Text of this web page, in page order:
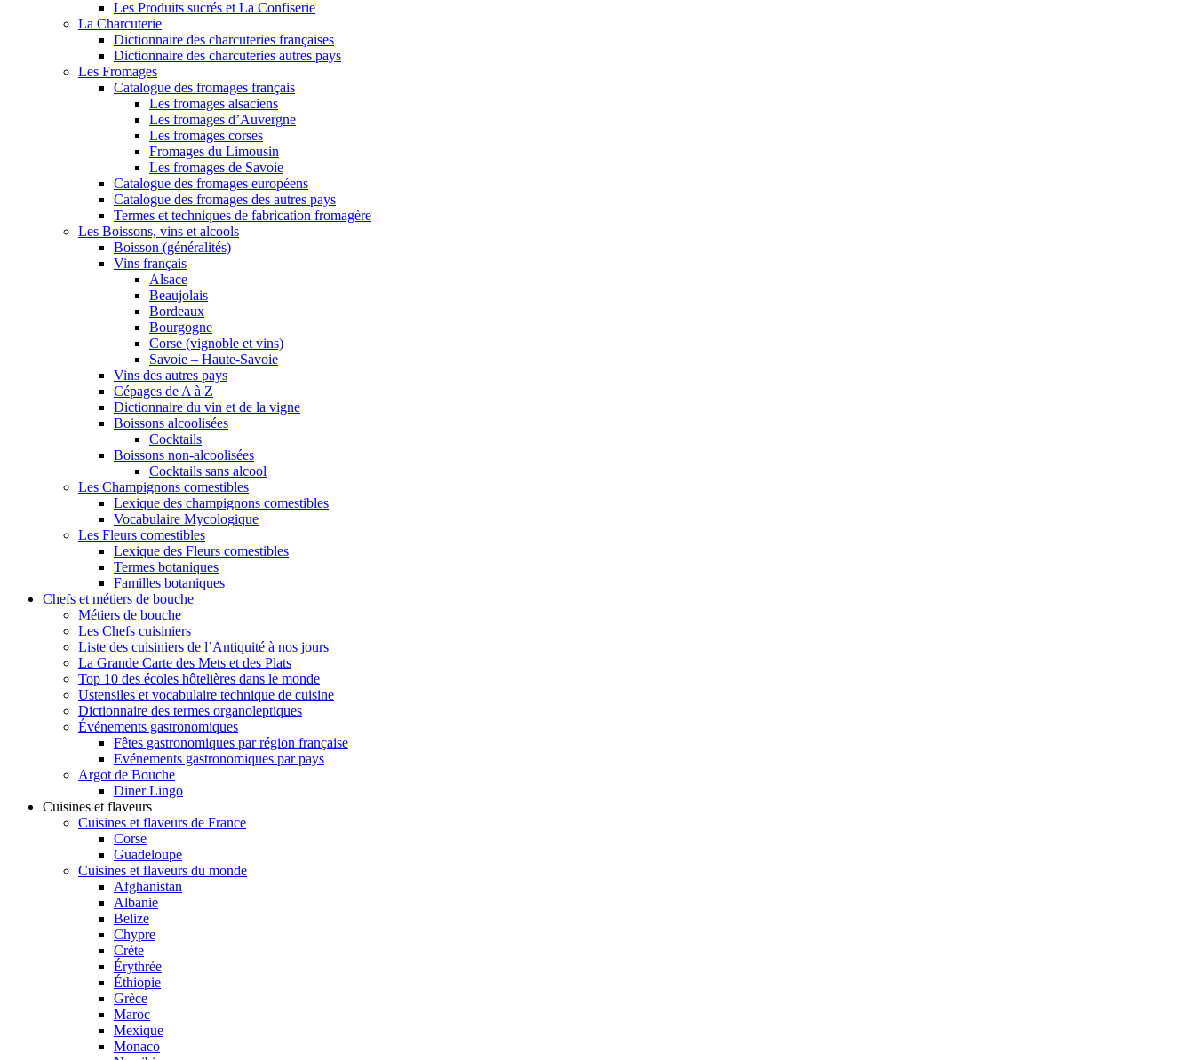
Les Produits sucrés et La Confiserie
La Charcuterie
Dictionnaire des charcuteries françaises
Dictionnaire des charcuteries autres pays
Les Fromages
Catalogue des fromages français
Les fromages alsaciens
Les fromages d’Auvergne
Les fromages corses
Fromages du Limousin
Les fromages de Savoie
Catalogue des fromages européens
Catalogue des fromages des autres pays
Termes et techniques de fabrication fromagère
Les Boissons, vins et alcools
Boisson (généralités)
Vins français
Alsace
Beaujolais
Bordeaux
Bourgogne
Corse (vignoble et vins)
Savoie – Haute-Savoie
Vins des autres pays
Cépages de A à Z
Dictionnaire du vin et de la vigne
Boissons alcoolisées
Cocktails
Boissons non-alcoolisées
Cocktails sans alcool
Les Champignons comestibles
Lexique des champignons comestibles
Vocabulaire Mycologique
Les Fleurs comestibles
Lexique des Fleurs comestibles
Termes botaniques
Familles botaniques
Chefs et métiers de bouche
Métiers de bouche
Les Chefs cuisiniers
Liste des cuisiniers de l’Antiquité à nos jours
La Grande Carte des Mets et des Plats
Top 10 des écoles hôtelières dans le monde
Ustensiles et vocabulaire technique de cuisine
Dictionnaire des termes organoleptiques
Événements gastronomiques
Fêtes gastronomiques par région française
Evénements gastronomiques par pays
Argot de Bouche
Diner Lingo
Cuisines et flaveurs
Cuisines et flaveurs de France
Corse
Guadeloupe
Cuisines et flaveurs du monde
Afghanistan
Albanie
Belize
Chypre
Crète
Érythrée
Éthiopie
Grèce
Maroc
Mexique
Monaco